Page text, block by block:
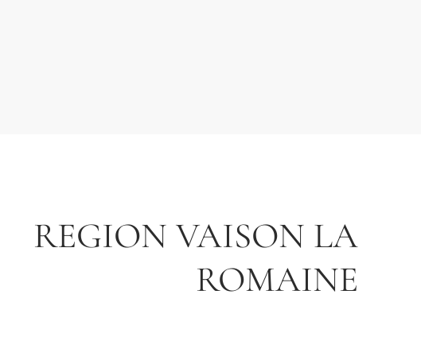
REGION VAISON LA
ROMAINE